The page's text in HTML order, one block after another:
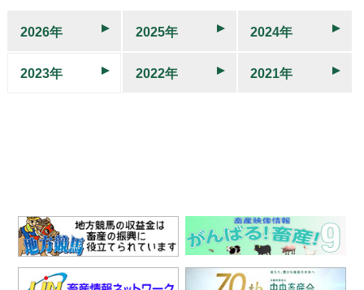
2026年 2025年 2024年
2023年 2022年 2021年